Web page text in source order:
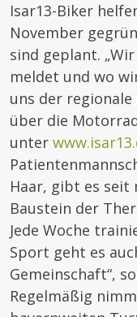
Isar13-Biker
November
sind geplant.
meldet und wo
uns der regionale
über die
unter
Haar, gibt es seit
Baustein der
Jede Woche
Sport geht es
Gemeinschaft“,
Regelmäßig